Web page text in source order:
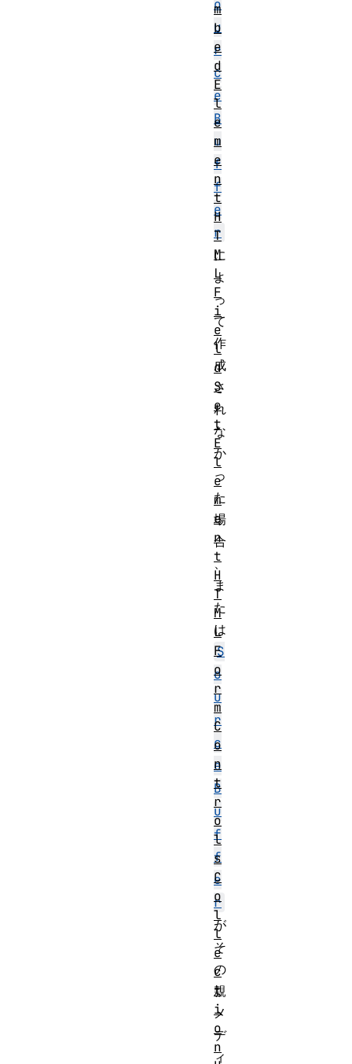
o
u
r
c
e
B
u
f
f
e
r
に
よ
っ
て
作
成
さ
れ
な
か
っ
た
場
合
、
ま
た
は
S
o
u
r
c
e
B
u
f
f
e
r
が
そ
の
親
メ
デ
ィ
m
b
e
d
E
l
e
m
e
n
t
H
T
M
L
F
i
e
l
d
S
e
t
E
l
e
m
e
n
t
H
T
M
L
F
o
r
m
C
o
n
t
r
o
l
s
C
o
l
l
e
c
t
i
o
n